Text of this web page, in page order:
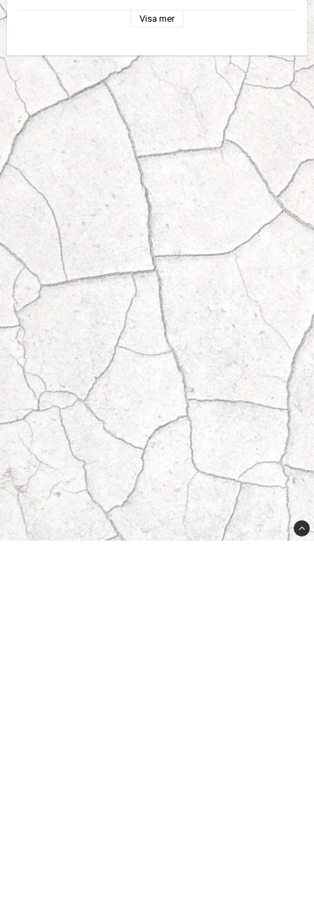
Visa mer